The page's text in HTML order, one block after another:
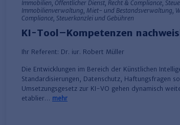
Immobilien, Öffentlicher Dienst, Recht & Compliance,
Immobilienverwaltung, Miet- und Bestandsverwaltung,
Compliance, Steuerkanzlei und Gebühren
KI-Tool–Kompetenzen
Ihr Referent: Dr. iur. Robert Müller
Die Entwicklungen im Bereich der Künstlichen
Standardisierungen, Datenschutz, Haftungsfragen
Umsetzungsgesetz zur KI-VO gehen dynamisch
etablier… mehr